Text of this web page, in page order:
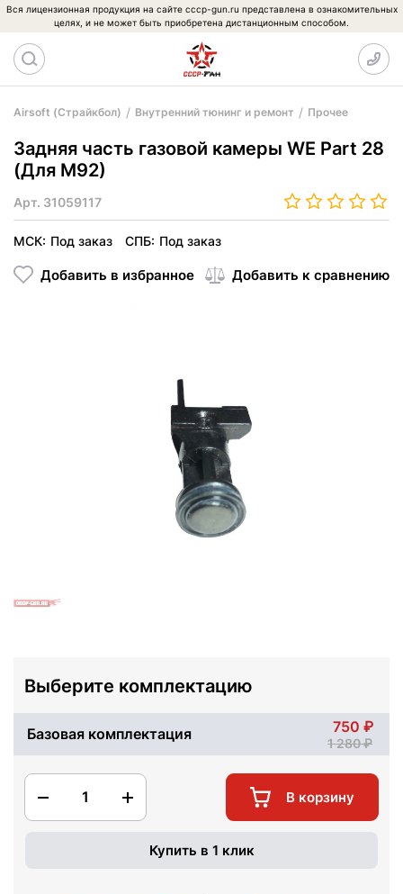
Вся лицензионная продукция на сайте cccp-gun.ru представлена в ознакомительных
целях, и не может быть приобретена дистанционным способом.
Airsoft (Страйкбол) Внутренний тюнинг и ремонт Прочее
Задняя часть газовой камеры WE Part 28
(Для M92)
Арт. 31059117
МСК: Под заказ СПБ: Под заказ
Добавить в избранное Добавить к сравнению
Выберите комплектацию
Базовая комплектация 750
1 280
1 В корзину
Купить в 1 клик